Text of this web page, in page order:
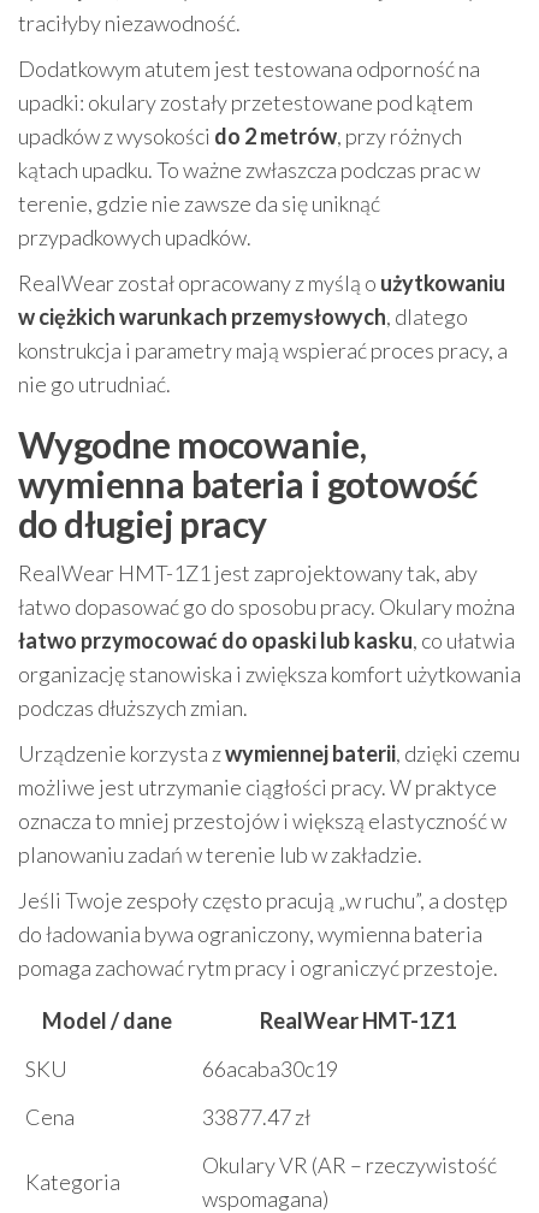
traciłyby niezawodność.
Dodatkowym atutem jest testowana odporność na
upadki: okulary zostały przetestowane pod kątem
upadków z wysokości do 2 metrów, przy różnych
kątach upadku. To ważne zwłaszcza podczas prac w
terenie, gdzie nie zawsze da się uniknąć
przypadkowych upadków.
RealWear został opracowany z myślą o użytkowaniu
w ciężkich warunkach przemysłowych, dlatego
konstrukcja i parametry mają wspierać proces pracy, a
nie go utrudniać.
Wygodne mocowanie,
wymienna bateria i gotowość
do długiej pracy
RealWear HMT-1Z1 jest zaprojektowany tak, aby
łatwo dopasować go do sposobu pracy. Okulary można
łatwo przymocować do opaski lub kasku, co ułatwia
organizację stanowiska i zwiększa komfort użytkowania
podczas dłuższych zmian.
Urządzenie korzysta zwymiennej baterii, dzięki czemu
możliwe jest utrzymanie ciągłości pracy. W praktyce
oznacza to mniej przestojów i większą elastyczność w
planowaniu zadań w terenie lub w zakładzie.
Jeśli Twoje zespoły często pracują „w ruchu”, a dostęp
do ładowania bywa ograniczony, wymienna bateria
pomaga zachować rytm pracy i ograniczyć przestoje.
Model / dane
RealWear HMT-1Z1
SKU
66acaba30c19
Cena
33877.47 zł
Kategoria
Okulary VR (AR – rzeczywistość
wspomagana)